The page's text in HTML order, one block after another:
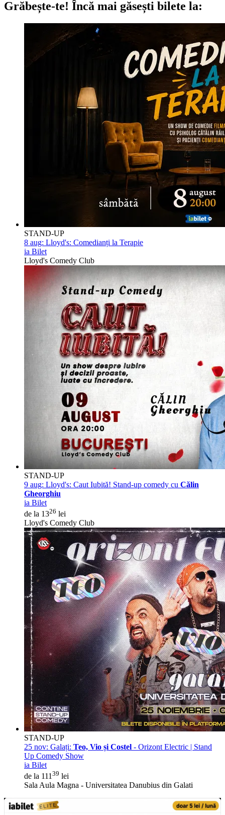
Grăbește-te! Încă mai găsești bilete la:
STAND-UP
8 aug: Lloyd's: Comedianți la Terapie
ia Bilet
Lloyd's Comedy Club
STAND-UP
9 aug: Lloyd's: Caut Iubită! Stand-up comedy cu Călin
Gheorghiu
ia Bilet
de la 1326 lei
Lloyd's Comedy Club
STAND-UP
25 nov: Galați: Teo, Vio și Costel - Orizont Electric | Stand
Up Comedy Show
ia Bilet
de la 111 39 lei
Sala Aula Magna - Universitatea Danubius din Galati